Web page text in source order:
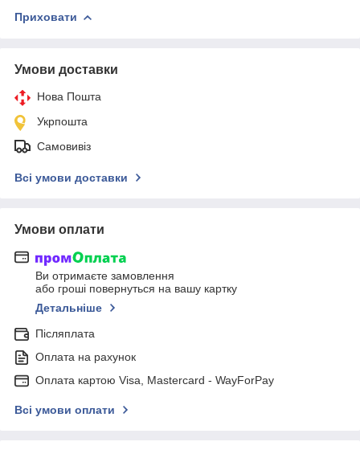
Приховати
Умови доставки
Нова Пошта
Укрпошта
Самовивіз
Всі умови доставки
Умови оплати
Ви отримаєте замовлення
або гроші повернуться на вашу картку
Детальніше
Післяплата
Оплата на рахунок
Оплата картою Visa, Mastercard - WayForPay
Всі умови оплати